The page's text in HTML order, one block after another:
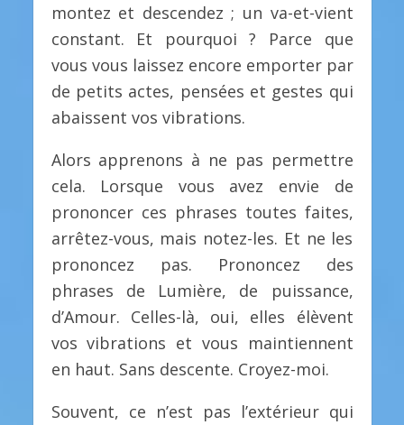
montez et descendez ; un va-et-vient
constant. Et pourquoi ? Parce que
vous vous laissez encore emporter par
de petits actes, pensées et gestes qui
abaissent vos vibrations.
Alors apprenons à ne pas permettre
cela. Lorsque vous avez envie de
prononcer ces phrases toutes faites,
arrêtez-vous, mais notez-les. Et ne les
prononcez pas. Prononcez des
phrases de Lumière, de puissance,
d’Amour. Celles-là, oui, elles élèvent
vos vibrations et vous maintiennent
en haut. Sans descente. Croyez-moi.
Souvent, ce n’est pas l’extérieur qui